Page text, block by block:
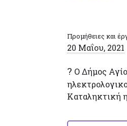
Προμήθειες και
20 Μαΐου, 2021
? Ο Δήμος
Καταληκτική